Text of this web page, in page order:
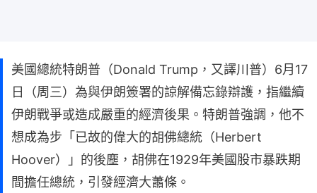
美國總統特朗普（Donald Trump，又譯川普）6月17
日（周三）為與伊朗簽署的諒解備忘錄辯護，指繼續
伊朗戰爭或造成嚴重的經濟後果。特朗普強調，他不
想成為步「已故的偉大的胡佛總統（Herbert
Hoover）」的後塵，胡佛在1929年美國股市暴跌期
間擔任總統，引發經濟大蕭條。